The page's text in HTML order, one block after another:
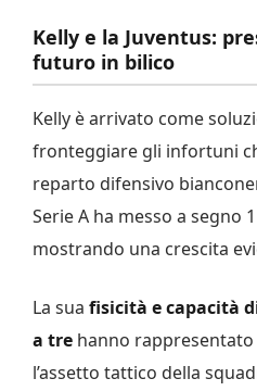
Kelly e la Juventus:
futuro in bilico
Kelly è arrivato come
fronteggiare gli infortuni
reparto difensivo
Serie A ha messo a segno
mostrando una crescita
La sua fisicità e capacità
a tre hanno
l’assetto tattico della